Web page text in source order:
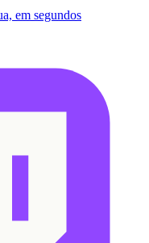
em segundos